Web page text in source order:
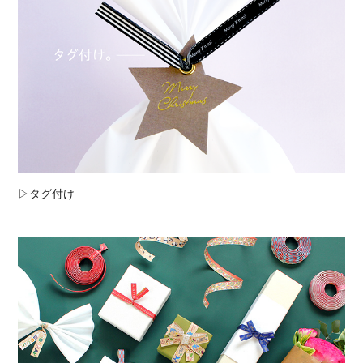
▷タグ付け